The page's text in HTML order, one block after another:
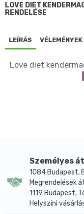
LOVE DIET
RENDELÉSE
LEÍRÁS VÉLEMÉNYEK
Love diet
Személyes
1084 Budapest,
Megrendelések
1119 Budapest,
Helyszíni